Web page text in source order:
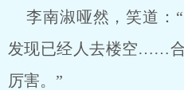
李南淑哑然，笑道：
发现已经人去楼空……合
厉害。”